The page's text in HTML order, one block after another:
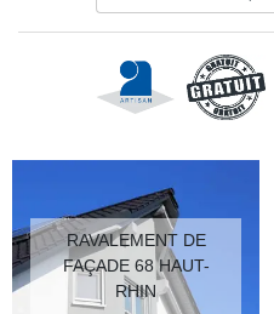
RAVALEMENT DE
FAÇADE 68 HAUT-
RHIN